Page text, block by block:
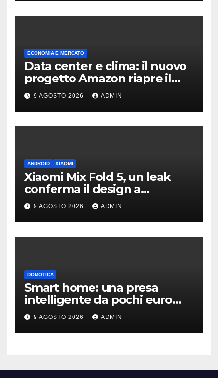
ECONOMIA E MERCATO
Data center e clima: il nuovo
progetto Amazon riapre il
dibattito sulle emissioni
9 AGOSTO 2026 ADMIN
ANDROID XIAOMI
Xiaomi Mix Fold 5, un leak
conferma il design a
passaporto e HyperOS 4
9 AGOSTO 2026 ADMIN
DOMOTICA
Smart home: una presa
intelligente da pochi euro
può fare la differenza
9 AGOSTO 2026 ADMIN